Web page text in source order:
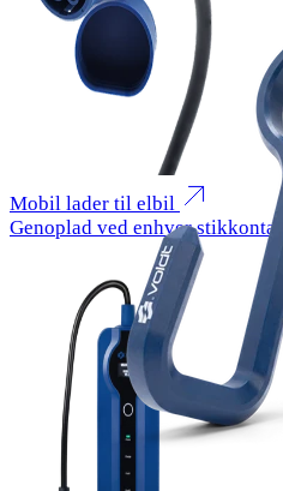
Mobil lader til elbil
Genoplad ved enhver stikkontakt